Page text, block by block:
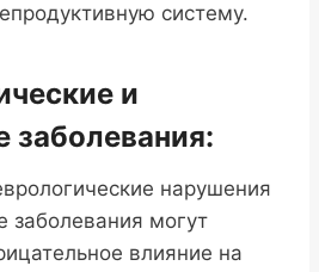
систему.
и
заболевания:
нарушения
заболевания могут
влияние на